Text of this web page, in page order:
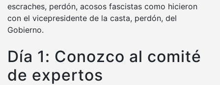
escraches, perdón, acosos fascistas como hicieron
con el vicepresidente de la casta, perdón, del
Gobierno.
Día 1: Conozco al comité
de expertos